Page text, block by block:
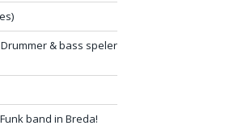
& bass speler
band in Breda!